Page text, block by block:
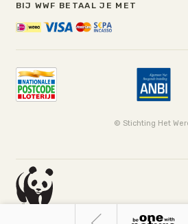
BIJ WWF BETAAL JE MET
© Stichting Het